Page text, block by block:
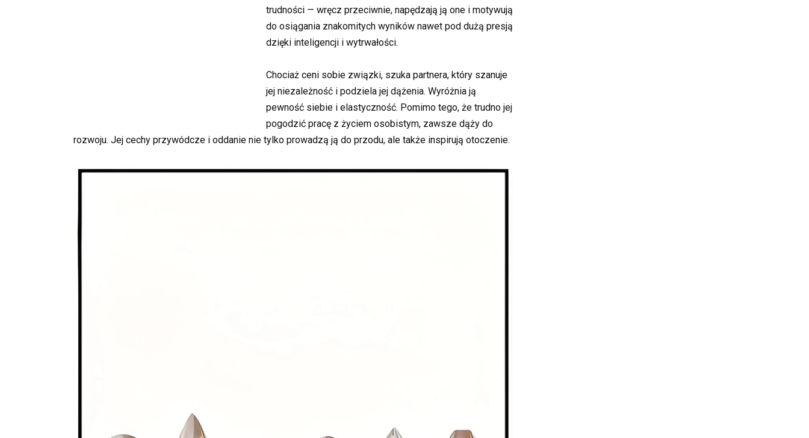
trudności — wręcz przeciwnie, napędzają ją one i motywują
do osiągania znakomitych wyników nawet pod dużą presją
dzięki inteligencji i wytrwałości.
Chociaż ceni sobie związki, szuka partnera, który szanuje
jej niezależność i podziela jej dążenia. Wyróżnia ją
pewność siebie i elastyczność. Pomimo tego, że trudno jej
pogodzić pracę z życiem osobistym, zawsze dąży do
rozwoju. Jej cechy przywódcze i oddanie nie tylko prowadzą ją do przodu, ale także inspirują otoczenie.